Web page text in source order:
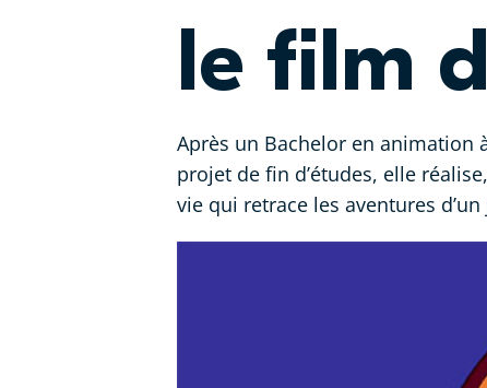
le film
Après un Bachelor en animation
projet de fin d’études, elle
vie qui retrace les aventures